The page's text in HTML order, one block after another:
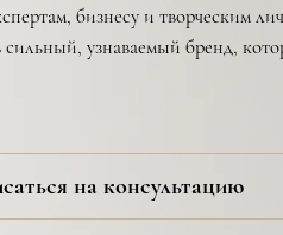
бизнесу и творческим
сильный, узнаваемый бренд,
на консультацию